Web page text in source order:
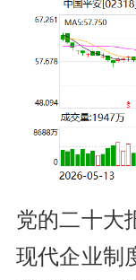
党的二十大
现代企业制